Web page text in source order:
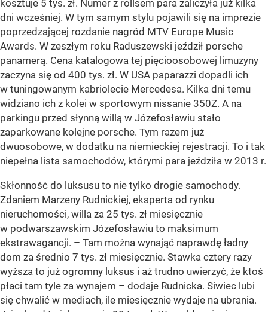
kosztuje 5 tys. zł. Numer z rollsem para zaliczyła już kilka
dni wcześniej. W tym samym stylu pojawili się na imprezie
poprzedzającej rozdanie nagród MTV Europe Music
Awards. W zeszłym roku Raduszewski jeździł porsche
panamerą. Cena katalogowa tej pięcioosobowej limuzyny
zaczyna się od 400 tys. zł. W USA paparazzi dopadli ich
w tuningowanym kabriolecie Mercedesa. Kilka dni temu
widziano ich z kolei w sportowym nissanie 350Z. A na
parkingu przed słynną willą w Józefosławiu stało
zaparkowane kolejne porsche. Tym razem już
dwuosobowe, w dodatku na niemieckiej rejestracji. To i tak
niepełna lista samochodów, którymi para jeździła w 2013 r.
Skłonność do luksusu to nie tylko drogie samochody.
Zdaniem Marzeny Rudnickiej, eksperta od rynku
nieruchomości, willa za 25 tys. zł miesięcznie
w podwarszawskim Józefosławiu to maksimum
ekstrawagancji. – Tam można wynająć naprawdę ładny
dom za średnio 7 tys. zł miesięcznie. Stawka cztery razy
wyższa to już ogromny luksus i aż trudno uwierzyć, że ktoś
płaci tam tyle za wynajem – dodaje Rudnicka. Siwiec lubi
się chwalić w mediach, ile miesięcznie wydaje na ubrania.